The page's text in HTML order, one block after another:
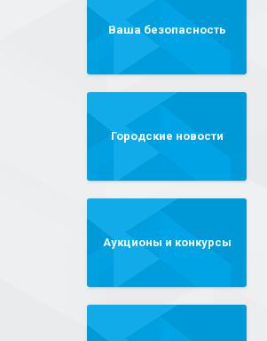
Ваша безопасность
Городские новости
Аукционы и конкурсы